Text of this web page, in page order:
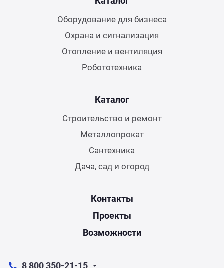
Оборудование для бизнеса
Охрана и сигнализация
Отопление и вентиляция
Робототехника
Каталог
Строительство и ремонт
Металлопрокат
Сантехника
Дача, сад и огород
Контакты
Проекты
Возможности
8 800 350-21-15